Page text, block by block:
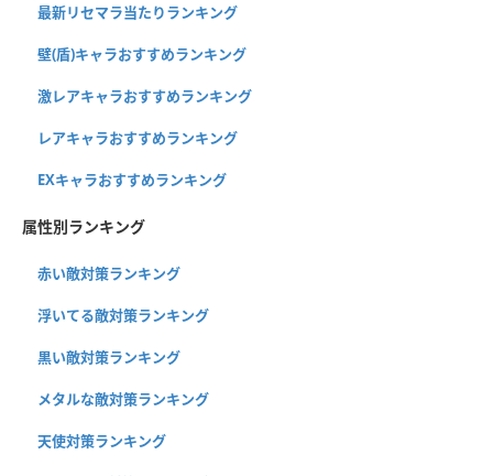
最新リセマラ当たりランキング
壁(盾)キャラおすすめランキング
激レアキャラおすすめランキング
レアキャラおすすめランキング
EXキャラおすすめランキング
属性別ランキング
赤い敵対策ランキング
浮いてる敵対策ランキング
黒い敵対策ランキング
メタルな敵対策ランキング
天使対策ランキング